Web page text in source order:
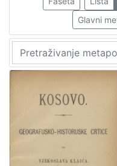
Glavni